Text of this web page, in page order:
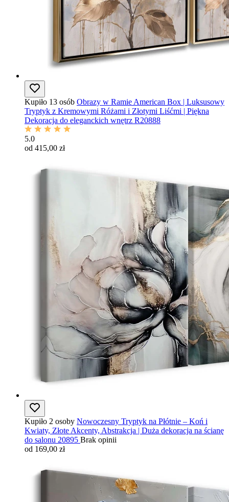
Kupiło 13 osób Obrazy w Ramie American Box | Luksusowy
Tryptyk z Kremowymi Różami i Złotymi Liśćmi | Piękna
Dekoracja do eleganckich wnętrz R20888
5.0
od 415,00 zł
Kupiło 2 osoby Nowoczesny Tryptyk na Płótnie – Koń i
Kwiaty, Złote Akcenty, Abstrakcja | Duża dekoracja na ścianę
do salonu 20895 Brak opinii
od 169,00 zł